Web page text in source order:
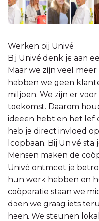
Werken bij Univé
Bij Univé denk je aan
Maar we zijn veel
hebben we geen
miljoen. We zijn er
toekomst. Daarom
ideeën hebt en het lef
heb je direct invloed
loopbaan. Bij Univé sta
Mensen maken de
Univé ontmoet je
hun werk hebben en
coöperatie staan we
doen we graag iets
heen. We steunen